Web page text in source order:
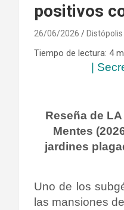
positivos
26/06/2026 Distópolis
Tiempo de lectura: 4
|
Reseña de
Mentes
jardines
Uno de los
las mansiones